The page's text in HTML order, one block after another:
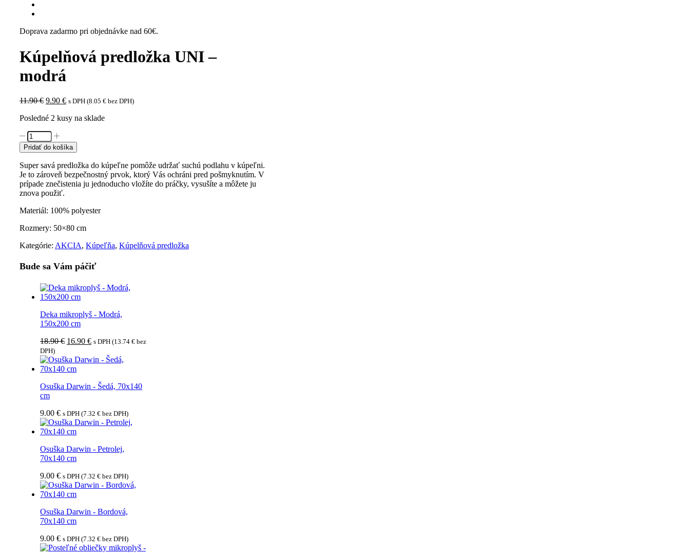
Doprava zadarmo pri objednávke nad 60€.
Kúpelňová predložka UNI –
modrá
11.90€ Pôvodná
bola:
9.90 €Aktuálna
je:
s DPH (8.05 € bez DPH)
Posledné 2 kusy na sklade
množstvo
Kúpelňová
predložka
UNI
-
modrá
Pridať do košíka
Super savá predložka do kúpeľne pomôže udržať suchú podlahu v kúpeľni.
Je to zároveň bezpečnostný prvok, ktorý Vás ochráni pred pošmyknutím. V
prípade znečistenia ju jednoducho vložíte do práčky, vysušíte a môžete ju
znova použiť.
Materiál: 100% polyester
Rozmery: 50×80 cm
Kategórie: AKCIA, Kúpeľňa, Kúpelňová predložka
Bude sa Vám páčiť
Deka mikroplyš - Modrá,
150x200 cm
18.90€ Pôvodná
bola:
18.90 €.
16.90 €Aktuálna
je:
s DPH (13.74 € bez
DPH)
Osuška Darwin - Šedá, 70x140
cm
9.00 € s DPH (7.32 € bez DPH)
Osuška Darwin - Petrolej,
70x140 cm
9.00 € s DPH (7.32 € bez DPH)
Osuška Darwin - Bordová,
70x140 cm
9.00 € s DPH (7.32 € bez DPH)